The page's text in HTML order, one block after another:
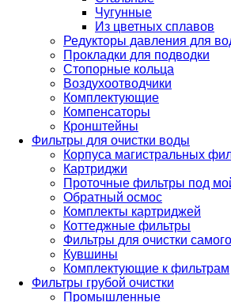
Чугунные
Из цветных сплавов
Редукторы давления для
Прокладки для подводки
Стопорные кольца
Воздухоотводчики
Комплектующие
Компенсаторы
Кронштейны
Фильтры для очистки воды
Корпуса магистральных
Картриджи
Проточные фильтры под
Обратный осмос
Комплекты картриджей
Коттеджные фильтры
Фильтры для очистки
Кувшины
Комплектующие к фильтрам
Фильтры грубой очистки
Промышленные